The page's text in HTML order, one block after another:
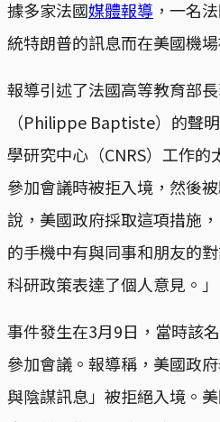
據多家法國媒體報導 ，一名
統特朗普的訊息而在美國機
報導引述了法國高等教育部
（Philippe Baptiste）的聲
學研究中心（CNRS）工作
參加會議時被拒入境，然後
說，美國政府採取這項措施
的手機中有與同事和朋友的
科研政策表達了個人意見。」
事件發生在3月9日，當時該
參加會議。報導稱，美國政
與陰謀訊息」被拒絕入境。